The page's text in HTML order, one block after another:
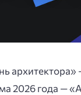
2026 года —